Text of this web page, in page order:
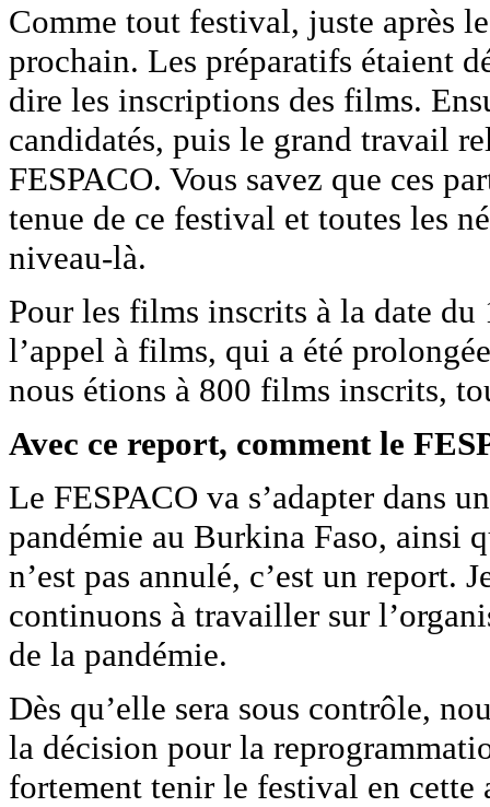
Comme tout festival, juste après
prochain. Les préparatifs étaient
dire les inscriptions des films.
candidatés, puis le grand travail
FESPACO. Vous savez que ces
tenue de ce festival et toutes les
niveau-là.
Pour les films inscrits à la date
l’appel à films, qui a été
nous étions à 800 films inscrits,
Avec ce report, comment le
Le FESPACO va s’adapter dans
pandémie au Burkina Faso, ainsi
n’est pas annulé, c’est un report.
continuons à travailler sur
de la pandémie.
Dès qu’elle sera sous contrôle,
la décision pour la
fortement tenir le festival en cette